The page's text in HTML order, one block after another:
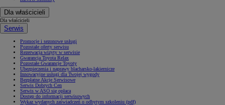
Dla właścicieli
Dla właścicieli
Serwis
Promocje i sezonowe usługi
Pozostałe oferty serwisu
Rezerwacja wizyty w serwisie
Gwarancja Toyota Relax
Pozostałe Gwarancje Toyoty
Ubezpieczenia i naprawy blacharsko-lakiernicze
Innowacyjne usługi dla Twojej wygody
Bezpłatne Akcje Serwisowe
Serwis Dobrych Cen
Serwis w ASO się opłaca
Dostęp do informacji serwisowych
Wykaz wydanych zaświadczeń o odbytym szkoleniu (pdf)